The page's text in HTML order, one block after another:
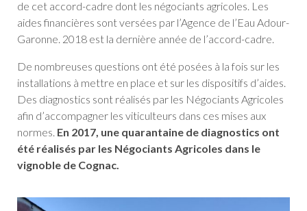
de cet accord-cadre dont les négociants agricoles. Les
aides financières sont versées par l’Agence de l’Eau Adour-
Garonne. 2018 est la dernière année de l’accord-cadre.
De nombreuses questions ont été posées à la fois sur les
installations à mettre en place et sur les dispositifs d’aides.
Des diagnostics sont réalisés par les Négociants Agricoles
afin d’accompagner les viticulteurs dans ces mises aux
normes. En 2017, une quarantaine de diagnostics ont
été réalisés par les Négociants Agricoles dans le
vignoble de Cognac.